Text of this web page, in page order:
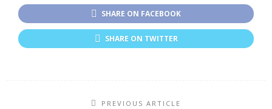
SHARE ON FACEBOOK
SHARE ON TWITTER
PREVIOUS ARTICLE